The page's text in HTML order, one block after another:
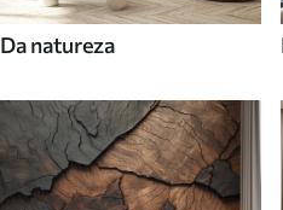
Da natureza